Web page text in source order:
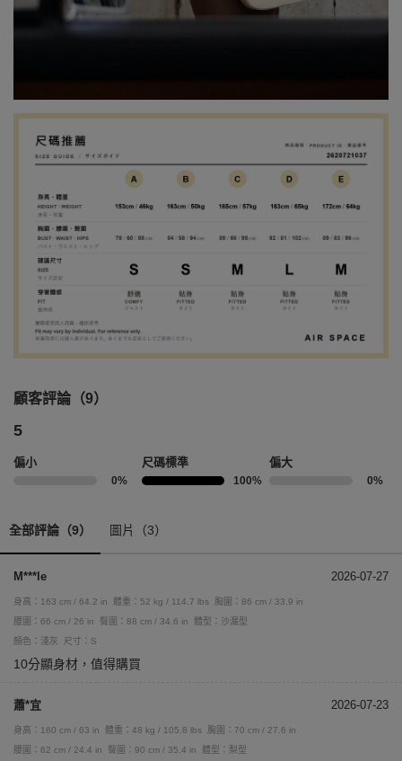
顧客評論（9）
5
偏小
0%
尺碼標準
100%
偏大
0%
全部評論（9） 圖片（3）
M***le 2026-07-27
身高：163 cm / 64.2 in 體重：52 kg / 114.7 lbs
胸圍：86 cm / 33.9 in
腰圍：66 cm / 26 in
臀圍：88 cm / 34.6 in
體型：沙漏型
顏色：淺灰
尺寸：S
10分顯身材，值得購買
蕭*宜 2026-07-23
身高：160 cm / 63 in 體重：48 kg / 105.8 lbs
胸圍：70 cm / 27.6 in
腰圍：62 cm / 24.4 in
臀圍：90 cm / 35.4 in
體型：梨型